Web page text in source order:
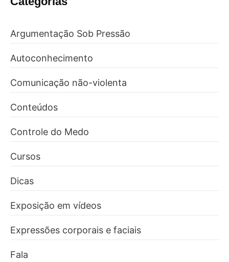
Argumentação Sob Pressão
Autoconhecimento
Comunicação não-violenta
Conteúdos
Controle do Medo
Cursos
Dicas
Exposição em vídeos
Expressões corporais e faciais
Fala